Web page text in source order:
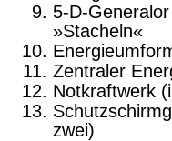
5-D-Generalor
»Stacheln«
Zentraler
Notkraftwerk
zwei)